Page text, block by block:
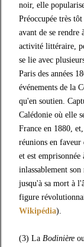
noir, elle
Préoccupée très
avant de se rendre
activité littéraire,
se lie avec
Paris des années
événements de la
qu'en soutien.
Calédonie où elle
France en 1880,
réunions en
et est
inlassablement
jusqu'à sa mort à
figure
Wikipédia).
(3) La Bodinière